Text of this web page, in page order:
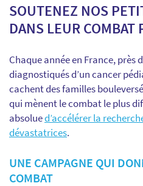
SOUTENEZ NOS
DANS LEUR COMBAT
Chaque année en France, près
diagnostiqués d’un cancer
cachent des familles
qui mènent le combat le plus
absolued’accélérer la
dévastatrices.
UNE CAMPAGNE QUI
COMBAT